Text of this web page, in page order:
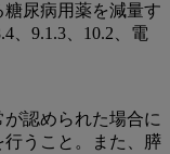
尿病用薬を減量す
、9.1.3、10.2、電
認められた場合に
うこと。また、膵